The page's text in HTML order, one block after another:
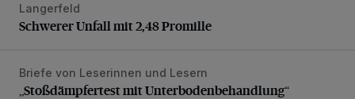
Schwerer Unfall mit 2,48 Promille
Langerfeld
Schwerer Unfall mit 2,48 Promille
„Stoßdämpfertest mit Unterbodenbehandlung“
Briefe von Leserinnen und Lesern
„Stoßdämpfertest mit Unterbodenbehandlung“